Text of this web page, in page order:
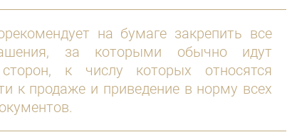
на бумаге закрепить все
за которыми обычно идут
к числу которых относятся
к продаже и приведение в норму всех